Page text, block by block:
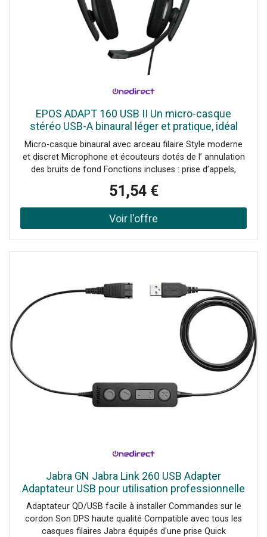
EPOS ADAPT 160 USB II Un micro-casque
stéréo USB-A binaural léger et pratique, idéal
pour tous les types de professionnels.
Micro-casque binaural avec arceau filaire Style moderne
et discret Microphone et écouteurs dotés de l’ annulation
des bruits de fond Fonctions incluses : prise d’appels,
rapide : Plug & Play Connectivité : USB-A Compatible avec
tous les softphones du marché
51,54 €
Jabra GN Jabra Link 260 USB Adapter
Adaptateur USB pour utilisation professionnelle
Adaptateur QD/USB facile à installer Commandes sur le
cordon Son DPS haute qualité Compatible avec tous les
casques filaires Jabra équipés d'une prise Quick